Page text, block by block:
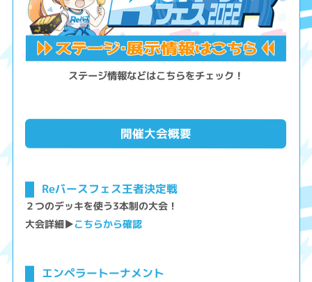
ステージ情報などはこちらをチェック！
開催大会概要
Reバースフェス王者決定戦
２つのデッキを使う3本制の大会！
大会詳細▶こちらから確認
エンペラートーナメント